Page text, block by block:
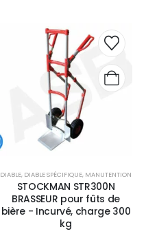
DIABLE, DIABLE SPÉCIFIQUE, MANUTENTION
STOCKMAN STR300N
BRASSEUR pour fûts de
bière - Incurvé, charge 300
kg